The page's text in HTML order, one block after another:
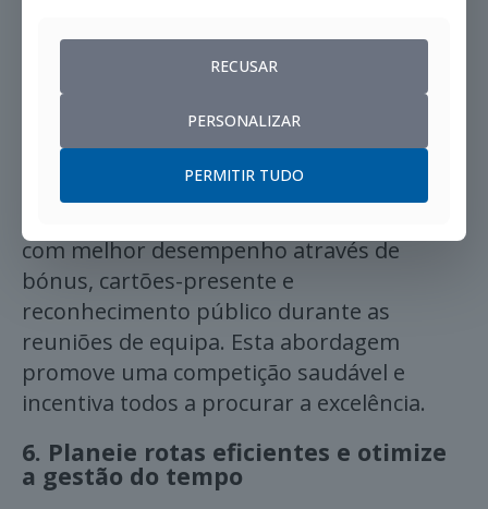
colaboradores que demonstram melhoria
consistente. Isto mantém toda a equipa
envolvida e motivada.
Exemplo:
programa trimestral de incentivos que
com melhor desempenho através de
bónus, cartões-presente e
reconhecimento público durante as
reuniões de equipa. Esta abordagem
promove uma competição saudável e
incentiva todos a procurar a excelência.
6. Planeie rotas eficientes e otimize
a gestão do tempo
RECUSAR
PERSONALIZAR
PERMITIR TUDO